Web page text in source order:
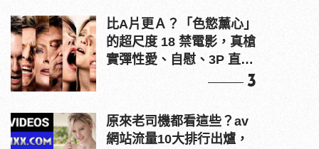
比A片更Ａ？「色慾薰心」
的超尺度 18 禁電影，真槍
實彈性愛、自慰、3P 直接
3
原來老司機都看這些？av
網站流量10大排行出爐，